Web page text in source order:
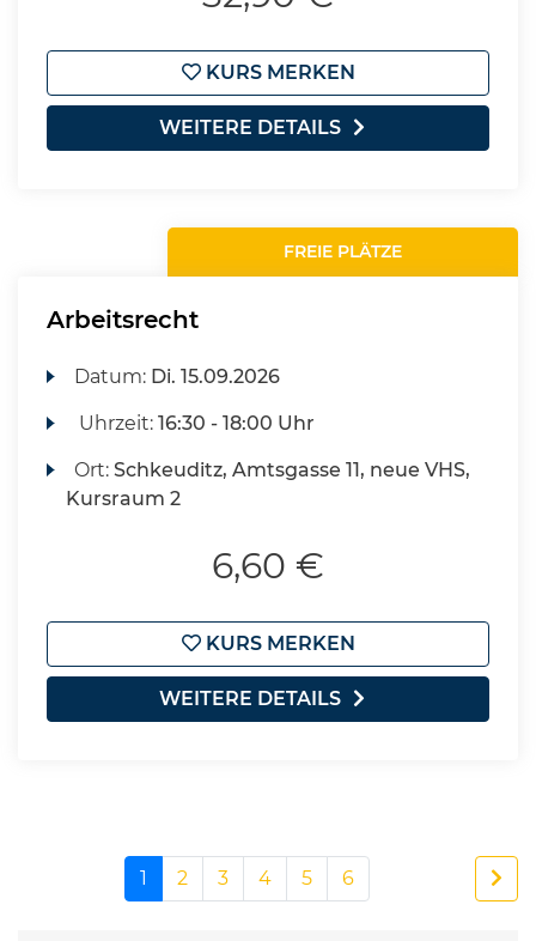
KURS MERKEN
WEITERE DETAILS
FREIE PLÄTZE
Arbeitsrecht
Datum: Di. 15.09.2026
Uhrzeit:16:30 - 18:00 Uhr
Ort:Schkeuditz, Amtsgasse 11, neue VHS,
Kursraum 2
6,60 €
KURS MERKEN
WEITERE DETAILS
1 2 3 4 5 6